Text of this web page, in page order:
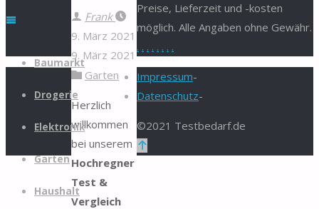
Zum
springen
Baumarkt
Drogerie
Elektronik
Garten
Haushalt
Frank
9. März 2021
9. März 2021
Garten
Herzlich
willkommen
bei unserem
Hochregner
Test &
Vergleich
Preise, Lieferzeit und -kosten
möglich. Alle Angaben ohne Gewähr.
. . . . . . . .
Impressum-
Datenschutz-
©2021 Testbedarf.de
Zurück